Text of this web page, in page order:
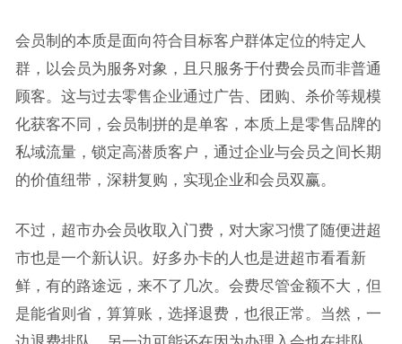
会员制的本质是面向符合目标客户群体定位的特定人
群，以会员为服务对象，且只服务于付费会员而非普通
顾客。这与过去零售企业通过广告、团购、杀价等规模
化获客不同，会员制拼的是单客，本质上是零售品牌的
私域流量，锁定高潜质客户，通过企业与会员之间长期
的价值纽带，深耕复购，实现企业和会员双赢。
不过，超市办会员收取入门费，对大家习惯了随便进超
市也是一个新认识。好多办卡的人也是进超市看看新
鲜，有的路途远，来不了几次。会费尽管金额不大，但
是能省则省，算算账，选择退费，也很正常。当然，一